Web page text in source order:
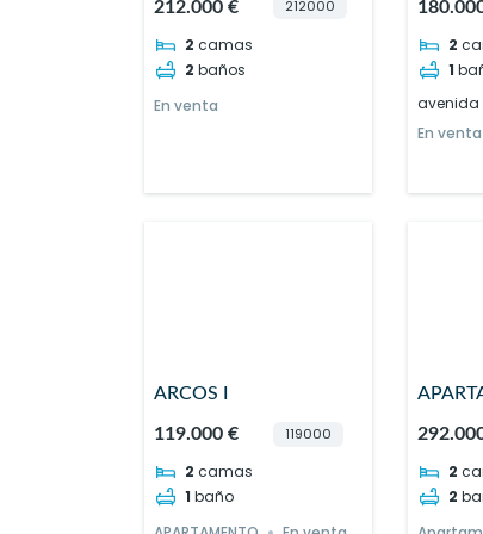
212.000 € 212000
2 camas
2 baños
En venta
2
1
avenida
En venta
ARCOS I
119.000 € 119000
2 camas
1 baño
2
2